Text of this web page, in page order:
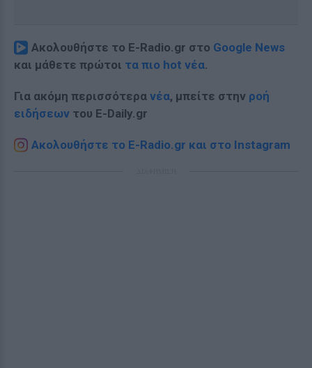
Ακολουθήστε το E-Radio.gr στο Google News
και μάθετε πρώτοι τα πιο hot νέα.
Για ακόμη περισσότερα νέα, μπείτε στην ροή
ειδήσεων του E-Daily.gr
Ακολουθήστε το E-Radio.gr και στο Instagram